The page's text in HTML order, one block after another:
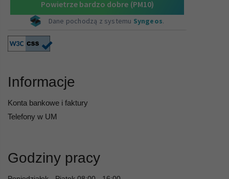
Informacje
Konta bankowe i faktury
Telefony w UM
Godziny pracy